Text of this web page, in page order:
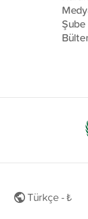
Türkçe - ₺